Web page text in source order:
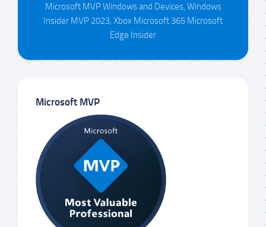
Microsoft MVP Windows and Devices, Windows
Insider MVP 2023, Xbox Microsoft 365 Microsoft
Edge Insider
Microsoft MVP